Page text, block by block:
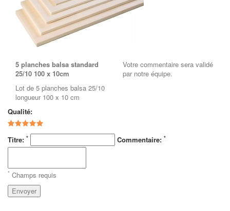
5 planches balsa standard
25/10 100 x 10cm
Lot de 5 planches balsa 25/10
longueur 100 x 10 cm
Votre commentaire sera validé
par notre équipe.
Qualité:
Titre: * Commentaire: *
* Champs requis
Envoyer